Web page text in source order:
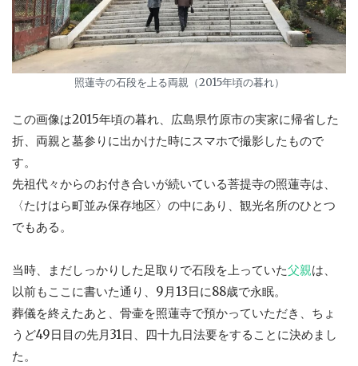
照蓮寺の石段を上る両親（2015年頃の暮れ）
この画像は2015年頃の暮れ、広島県竹原市の実家に帰省した
折、両親と墓参りに出かけた時にスマホで撮影したもので
す。
先祖代々からのお付き合いが続いている菩提寺の照蓮寺は、
〈たけはら町並み保存地区〉の中にあり、観光名所のひとつ
でもある。
当時、まだしっかりした足取りで石段を上っていた父親は、
以前もここに書いた通り、9月13日に88歳で永眠。
葬儀を終えたあと、骨壷を照蓮寺で預かっていただき、ちょ
うど49日目の先月31日、四十九日法要をすることに決めまし
た。